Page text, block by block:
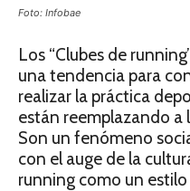
Foto: Infobae
Los “Clubes de
una tendencia para
realizar la práctica
están reemplazando a
Son un fenómeno
con el auge de la
running como un